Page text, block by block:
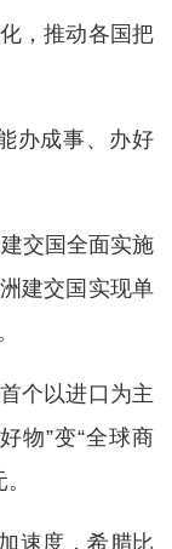
，推动各国把
办成事、办好
交国全面实施
建交国实现单
个以进口为主
物”变“全球商
速度，希腊比